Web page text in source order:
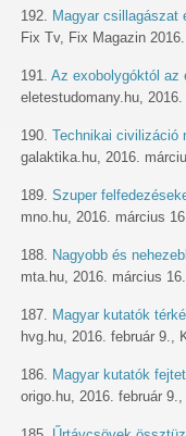
192. Magyar csillagászat
Fix Tv, Fix Magazin
191. Az exobolygóktól az
eletestudomany.hu,
190. Technikai civilizáció
galaktika.hu, 2016.
189. Szuper
mno.hu, 2016. március
188. Nagyobb és
mta.hu, 2016. március
187. Magyar kutatók
hvg.hu, 2016. február 9.,
186. Magyar kutatók
origo.hu, 2016. február